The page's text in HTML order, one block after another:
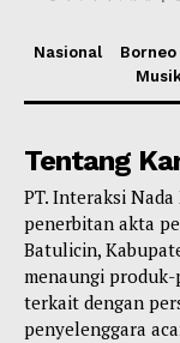
Nasional
Tentang
PT. Interaksi
penerbitan akta
Batulicin,
menaungi produk-
terkait dengan
penyelenggara